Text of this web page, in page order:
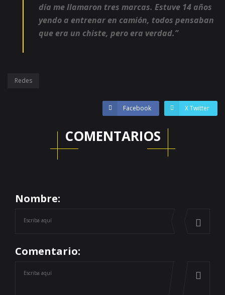
día me llamaron tres marcas. Estuve 14 años
yendo a entrenar en camión, todos pensaban
que era un chiste, pero era verdad.”
Redes
Facebook X Twitter
COMENTARIOS
Nombre:
Comentario: